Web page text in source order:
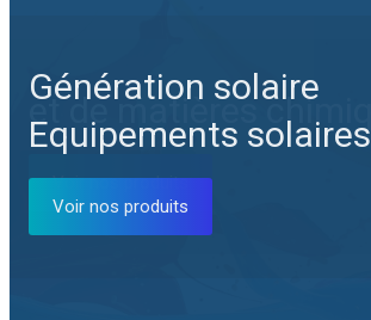
Génération solaire
Equipements solaires
Voir nos produits